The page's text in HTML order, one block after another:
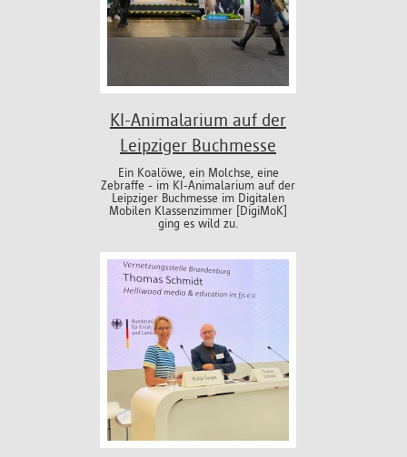
KI-Animalarium auf der
Leipziger Buchmesse
Ein Koalöwe, ein Molchse, eine
Zebraffe - im KI-Animalarium auf der
Leipziger Buchmesse im Digitalen
Mobilen Klassenzimmer [DigiMoK]
ging es wild zu.